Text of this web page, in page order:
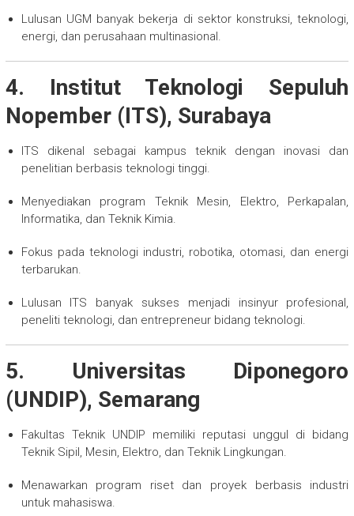
Lulusan UGM banyak bekerja di sektor konstruksi, teknologi,
energi, dan perusahaan multinasional.
4. Institut Teknologi Sepuluh
Nopember (ITS), Surabaya
ITS dikenal sebagai kampus teknik dengan inovasi dan
penelitian berbasis teknologi tinggi.
Menyediakan program Teknik Mesin, Elektro, Perkapalan,
Informatika, dan Teknik Kimia.
Fokus pada teknologi industri, robotika, otomasi, dan energi
terbarukan.
Lulusan ITS banyak sukses menjadi insinyur profesional,
peneliti teknologi, dan entrepreneur bidang teknologi.
5. Universitas Diponegoro
(UNDIP), Semarang
Fakultas Teknik UNDIP memiliki reputasi unggul di bidang
Teknik Sipil, Mesin, Elektro, dan Teknik Lingkungan.
Menawarkan program riset dan proyek berbasis industri
untuk mahasiswa.